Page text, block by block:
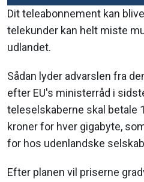
Dit teleabonnement kan
telekunder kan helt miste
udlandet.
Sådan lyder advarslen fra
efter EU's ministerråd i
teleselskaberne skal betale
kroner for hver gigabyte,
for hos udenlandske
Efter planen vil priserne